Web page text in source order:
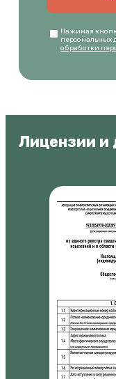
Нажимая
персональных
обработки
Лицензии и